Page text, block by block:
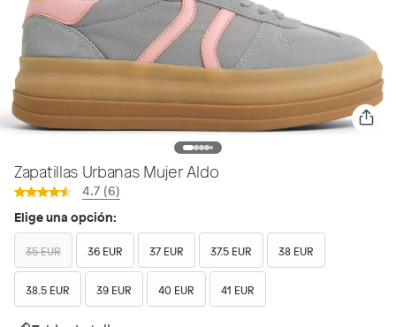
Zapatillas Urbanas Mujer Aldo
4.7 (6)
Elige una opción:
35 EUR 36 EUR 37 EUR 37.5 EUR 38 EUR
38.5 EUR 39 EUR 40 EUR 41 EUR